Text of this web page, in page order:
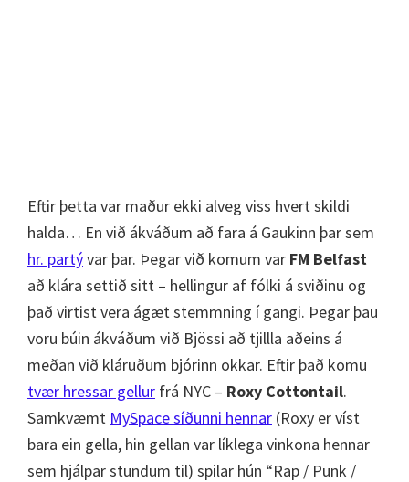
Eftir þetta var maður ekki alveg viss hvert skildi
halda… En við ákváðum að fara á Gaukinn þar sem
hr. partývar þar. Þegar við komum var FM Belfast
að klára settið sitt – hellingur af fólki á sviðinu og
það virtist vera ágæt stemmning í gangi. Þegar þau
voru búin ákváðum við Bjössi að tjillla aðeins á
meðan við kláruðum bjórinn okkar. Eftir það komu
tvær hressar gellur frá NYC – Roxy Cottontail.
Samkvæmt MySpace síðunni hennar (Roxy er víst
bara ein gella, hin gellan var líklega vinkona hennar
sem hjálpar stundum til) spilar hún “Rap / Punk /